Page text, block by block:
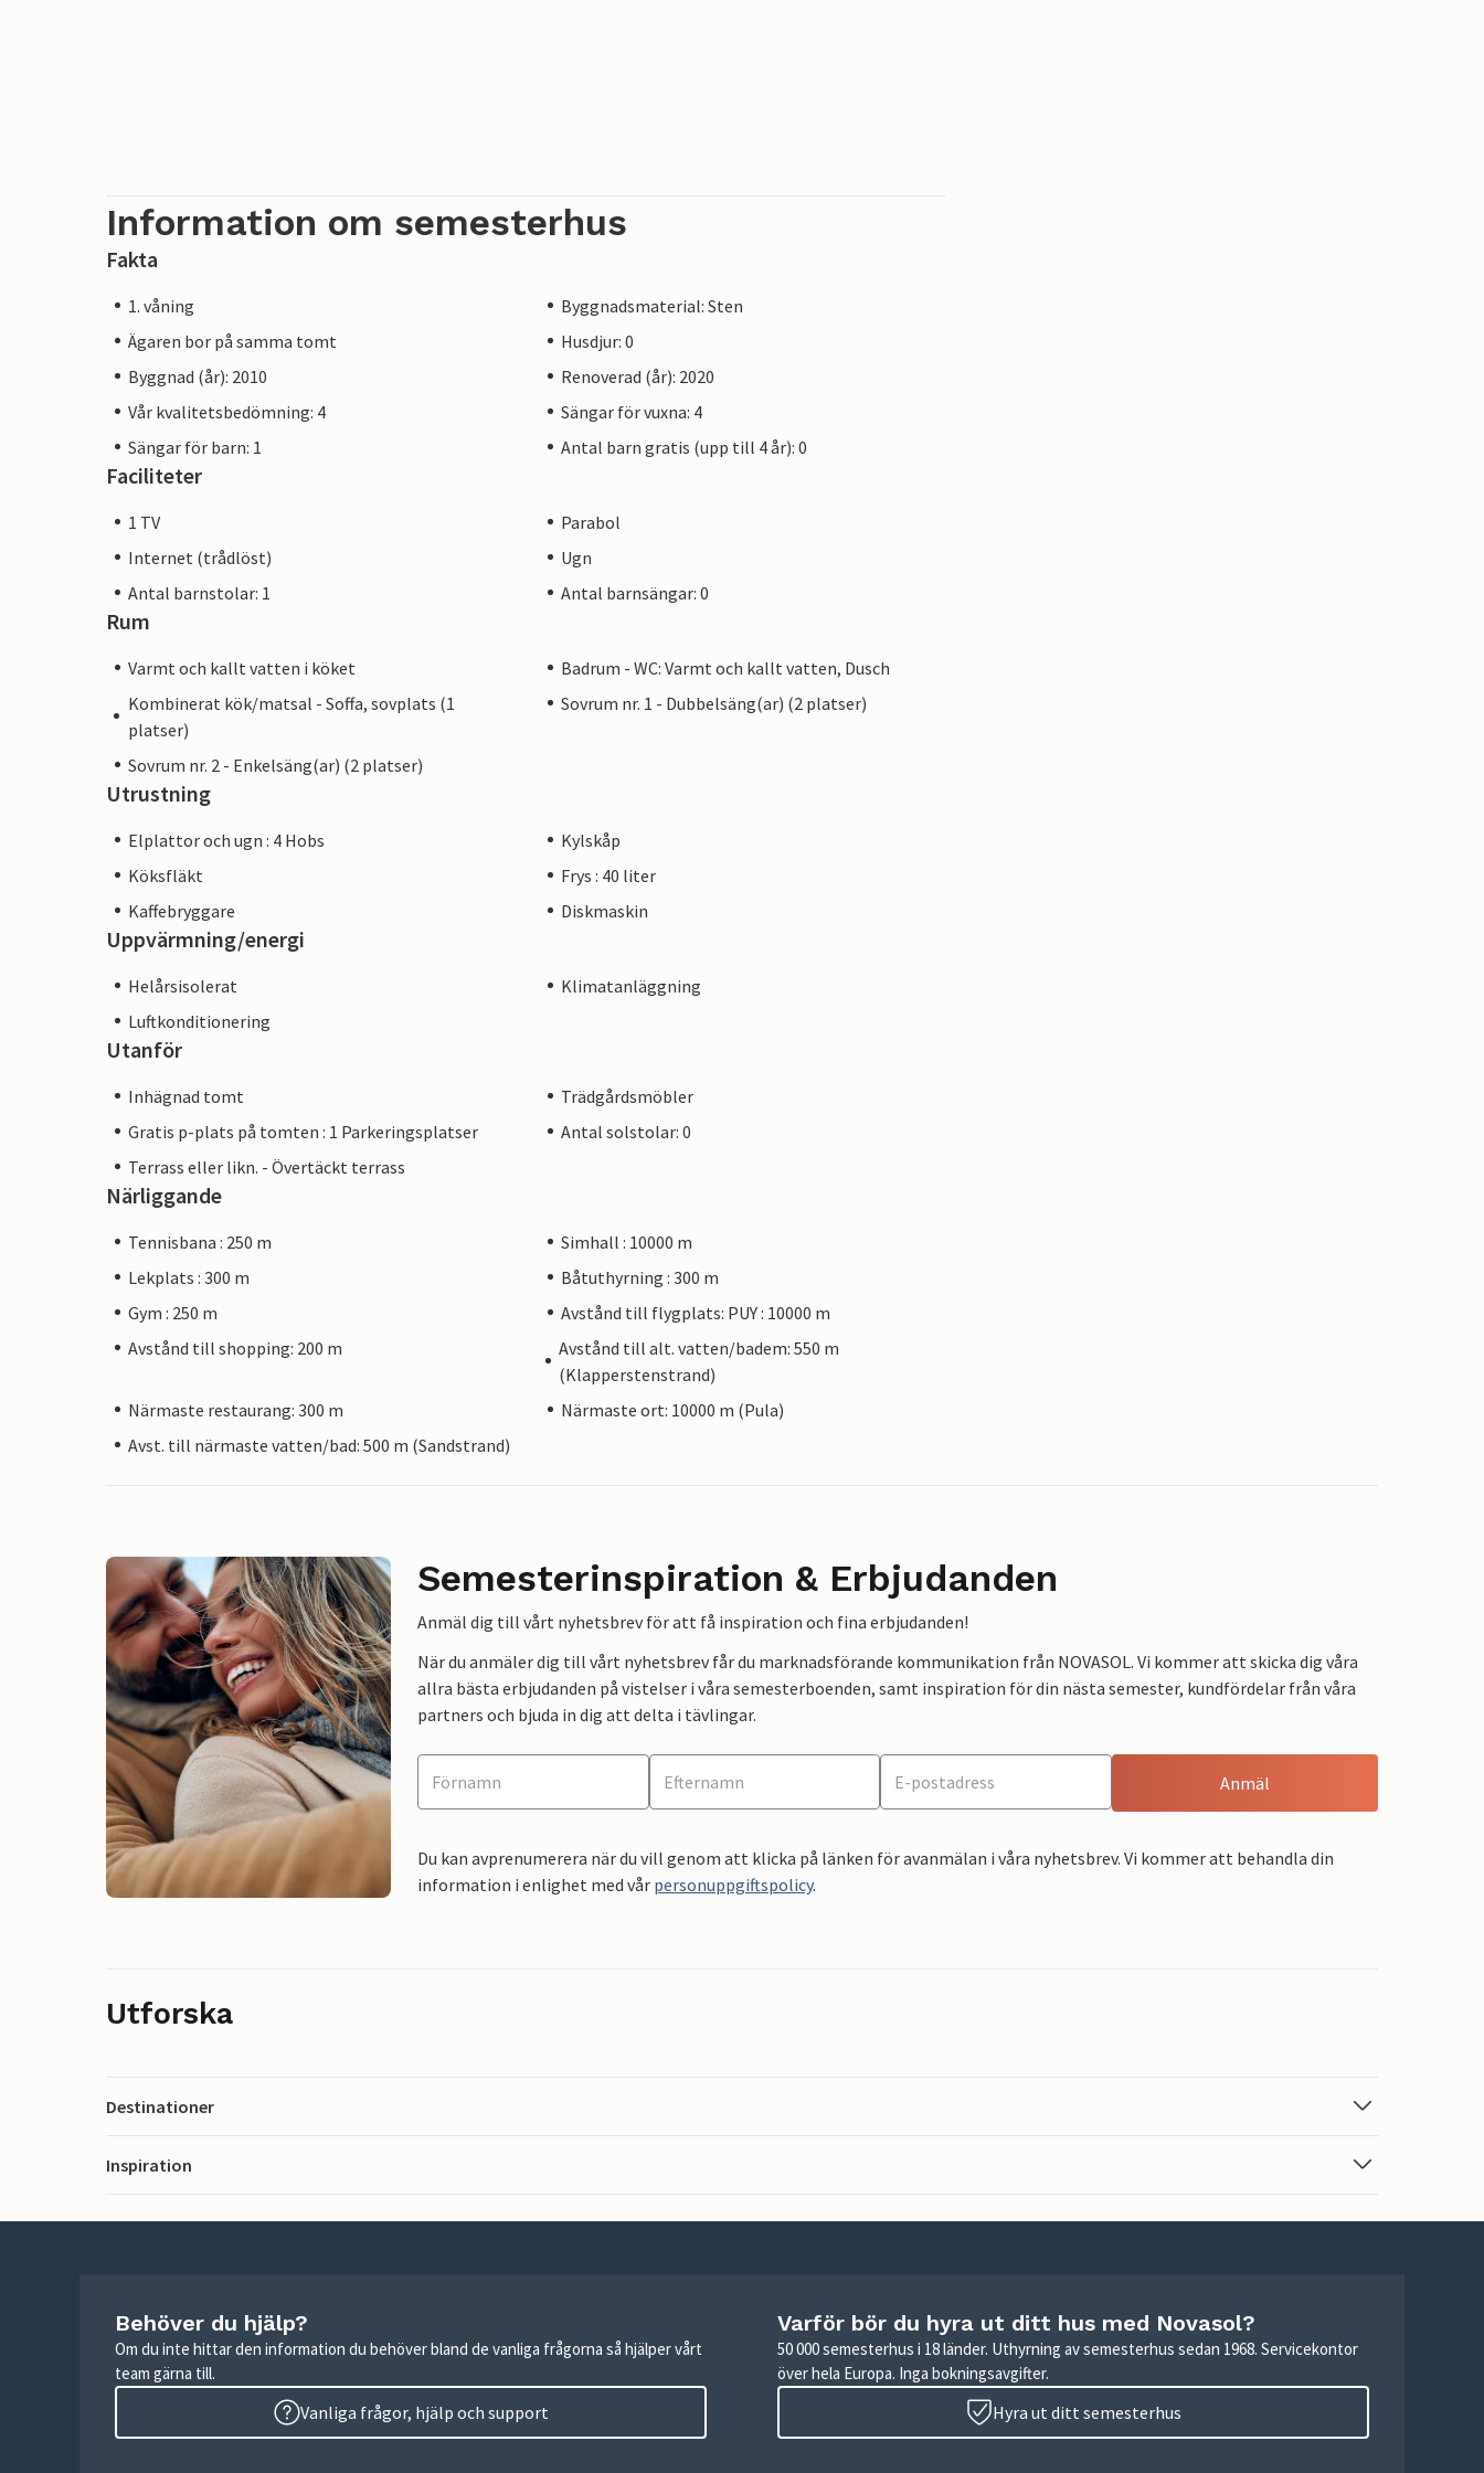
Information om semesterhus
Fakta
1. våning
Byggnadsmaterial: Sten
Ägaren bor på samma tomt
Husdjur: 0
Byggnad (år): 2010
Renoverad (år): 2020
Vår kvalitetsbedömning: 4
Sängar för vuxna: 4
Sängar för barn: 1
Antal barn gratis (upp till 4 år): 0
Faciliteter
1 TV
Parabol
Internet (trådlöst)
Ugn
Antal barnstolar: 1
Antal barnsängar: 0
Rum
Varmt och kallt vatten i köket
Badrum - WC: Varmt och kallt vatten, Dusch
Kombinerat kök/matsal - Soffa, sovplats (1
platser)
Sovrum nr. 1 - Dubbelsäng(ar) (2 platser)
Sovrum nr. 2 - Enkelsäng(ar) (2 platser)
Utrustning
Elplattor och ugn : 4 Hobs
Kylskåp
Köksfläkt
Frys : 40 liter
Kaffebryggare
Diskmaskin
Uppvärmning/energi
Helårsisolerat
Klimatanläggning
Luftkonditionering
Utanför
Inhägnad tomt
Trädgårdsmöbler
Gratis p-plats på tomten : 1 Parkeringsplatser
Antal solstolar: 0
Terrass eller likn. - Övertäckt terrass
Närliggande
Tennisbana : 250 m
Simhall : 10000 m
Lekplats : 300 m
Båtuthyrning : 300 m
Gym : 250 m
Avstånd till flygplats: PUY : 10000 m
Avstånd till shopping: 200 m
Avstånd till alt. vatten/badem: 550 m
(Klapperstenstrand)
Närmaste restaurang: 300 m
Närmaste ort: 10000 m (Pula)
Avst. till närmaste vatten/bad: 500 m (Sandstrand)
Semesterinspiration & Erbjudanden
Anmäl dig till vårt nyhetsbrev för att få inspiration och fina erbjudanden!
När du anmäler dig till vårt nyhetsbrev får du marknadsförande kommunikation från NOVASOL. Vi kommer att skicka dig våra
allra bästa erbjudanden på vistelser i våra semesterboenden, samt inspiration för din nästa semester, kundfördelar från våra
partners och bjuda in dig att delta i tävlingar.
Anmäl
Du kan avprenumerera när du vill genom att klicka på länken för avanmälan i våra nyhetsbrev. Vi kommer att behandla din
information i enlighet med vår personuppgiftspolicy.
Utforska
Destinationer
Inspiration
Behöver du hjälp?
Om du inte hittar den information du behöver bland de vanliga frågorna så hjälper vårt
team gärna till.
Vanliga frågor, hjälp och support
Varför bör du hyra ut ditt hus med Novasol?
50 000 semesterhus i 18 länder. Uthyrning av semesterhus sedan 1968. Servicekontor
över hela Europa. Inga bokningsavgifter.
Hyra ut ditt semesterhus